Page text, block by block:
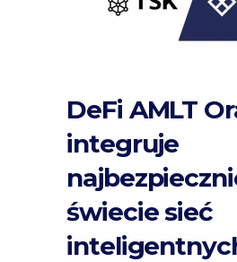
DeFi AMLT
integruje
świecie sieć